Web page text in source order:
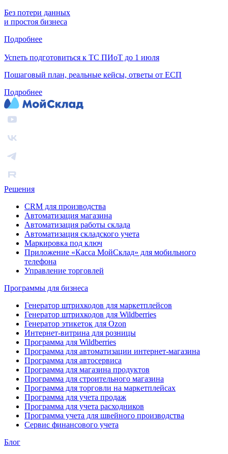
Без потери данных
и простоя бизнеса
Подробнее
Успеть подготовиться к ТС ПИоТ до 1 июля
Пошаговый план, реальные кейсы, ответы от ЕСП
Подробнее
Решения
CRM для производства
Автоматизация магазина
Автоматизация работы склада
Автоматизация складского учета
Маркировка под ключ
Приложение «Касса МойСклад» для мобильного
телефона
Управление торговлей
Программы для бизнеса
Генератор штрихкодов для маркетплейсов
Генератор штрихкодов для Wildberries
Генератор этикеток для Ozon
Интернет-витрина для розницы
Программа для Wildberries
Программа для автоматизации интернет-магазина
Программа для автосервиса
Программа для магазина продуктов
Программа для строительного магазина
Программа для торговли на маркетплейсах
Программа для учета продаж
Программа для учета расходников
Программа учета для швейного производства
Сервис финансового учета
Блог